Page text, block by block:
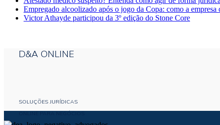
Empregado alcoolizado após o jogo da Copa: como a empresa
Victor Athayde participou da 3º edição do Stone Core
D&A ONLINE
SOLUÇÕES JURÍDICAS